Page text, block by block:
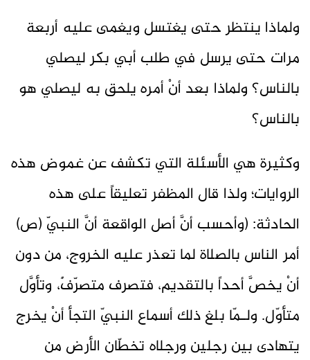
ولماذا ينتظر حتى يغتسل ويغمى عليه أربعة
مرات حتى يرسل في طلب أبي بكر ليصلي
بالناس؟ ولماذا بعد أنْ أمره يلحق به ليصلي هو
بالناس؟
وكثيرة هي الأسئلة التي تكشف عن غموض هذه
الروايات؛ ولذا قال المظفر تعليقاً على هذه
الحادثة: (وأحسب أنَّ أصل الواقعة أنَّ النبيّ (ص)
أمر الناس بالصلاة لما تعذر عليه الخروج، من دون
أنْ يخصَّ أحداً بالتقديم، فتصرف متصرّفٌ، وتأوَّل
متأوّل. ولـمّا بلغ ذلك أسماع النبيّ التجأ أنْ يخرج
يتهادى بين رجلين ورجلاه تخطّان الأرض من